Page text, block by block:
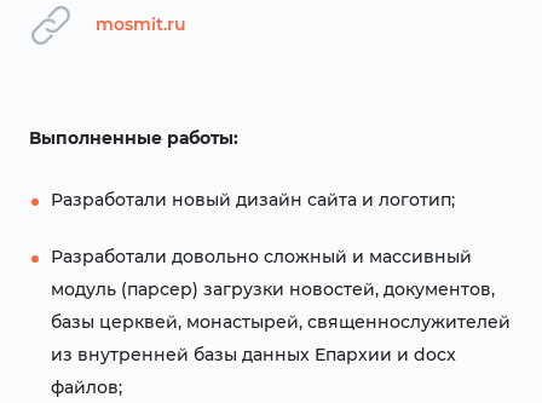
mosmit.ru
Выполненные работы:
Разработали новый дизайн сайта и логотип;
Разработали довольно сложный и массивный
модуль (парсер) загрузки новостей, документов,
базы церквей, монастырей, священнослужителей
из внутренней базы данных Епархии и docx
файлов;